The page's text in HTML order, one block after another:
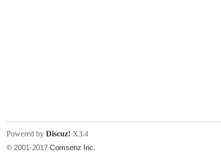
Powered byDiscuz! X3.4
© 2001-2017Comsenz Inc.